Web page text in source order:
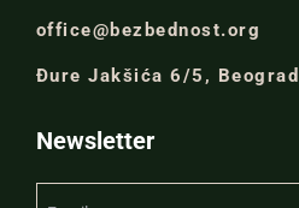
office@bezbednost.org
Đure Jakšića 6/5,
Newsletter